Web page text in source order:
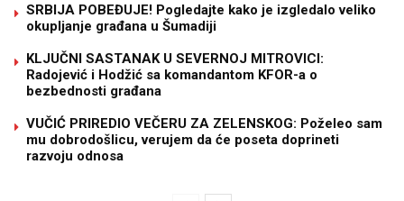
SRBIJA POBEĐUJE! Pogledajte kako je izgledalo veliko
okupljanje građana u Šumadiji
KLJUČNI SASTANAK U SEVERNOJ MITROVICI:
Radojević i Hodžić sa komandantom KFOR-a o
bezbednosti građana
VUČIĆ PRIREDIO VEČERU ZA ZELENSKOG: Poželeo sam
mu dobrodošlicu, verujem da će poseta doprineti
razvoju odnosa